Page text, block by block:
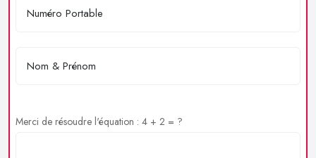
Merci de résoudre l'équation : 4 + 2 = ?